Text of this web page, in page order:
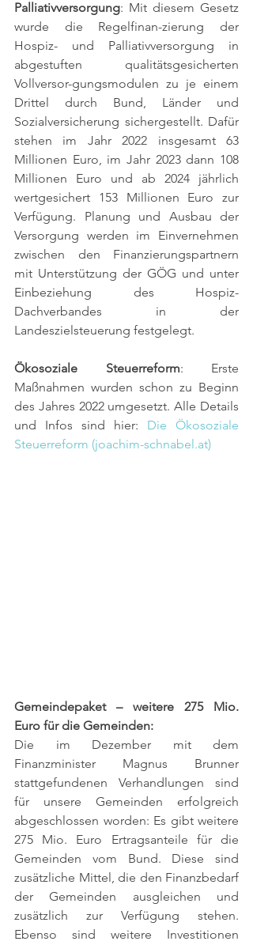
Palliativversorgung: Mit diesem Gesetz
wurde die Regelfinan-zierung der
Hospiz- und Palliativversorgung in
abgestuften qualitätsgesicherten
Vollversor-gungsmodulen zu je einem
Drittel durch Bund, Länder und
Sozialversicherung sichergestellt. Dafür
stehen im Jahr 2022 insgesamt 63
Millionen Euro, im Jahr 2023 dann 108
Millionen Euro und ab 2024 jährlich
wertgesichert 153 Millionen Euro zur
Verfügung. Planung und Ausbau der
Versorgung werden im Einvernehmen
zwischen den Finanzierungspartnern
mit Unterstützung der GÖG und unter
Einbeziehung des Hospiz-
Dachverbandes in der
Landeszielsteuerung festgelegt.
Ökosoziale Steuerreform: Erste
Maßnahmen wurden schon zu Beginn
des Jahres 2022 umgesetzt. Alle Details
und Infos sind hier: Die Ökosoziale
Steuerreform (joachim-schnabel.at)
Gemeindepaket – weitere 275 Mio.
Euro für die Gemeinden:
Die im Dezember mit dem
Finanzminister Magnus Brunner
stattgefundenen Verhandlungen sind
für unsere Gemeinden erfolgreich
abgeschlossen worden: Es gibt weitere
275 Mio. Euro Ertragsanteile für die
Gemeinden vom Bund. Diese sind
zusätzliche Mittel, die den Finanzbedarf
der Gemeinden ausgleichen und
zusätzlich zur Verfügung stehen.
Ebenso sind weitere Investitionen